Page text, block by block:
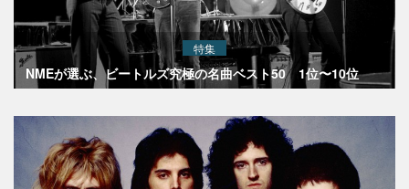
特集
NMEが選ぶ、ビートルズ究極の名曲ベスト50 1位〜10位